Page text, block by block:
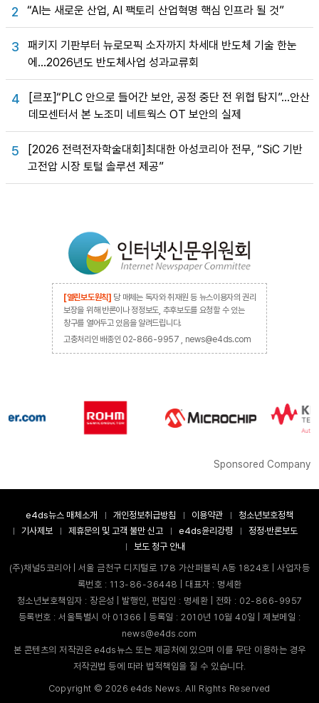
2 “AI는 새로운 산업, AI 팩토리 산업혁명 핵심 인프라 될 것”
3
패키지 기판부터 뉴로모픽 소자까지 차세대 반도체 기술 한눈
에…2026년도 반도체사업 성과교류회
4
[르포]“PLC 안으로 들어간 보안, 공정 중단 전 위협 탐지”…안산
데모센터서 본 노조미 네트웍스 OT 보안의 실제
5
[2026 전력전자학술대회]최대한 아성코리아 전무, “SiC 기반
고전압 시장 토털 솔루션 제공”
[열린보도원칙] 당 매체는 독자와 취재원 등 뉴스이용자의 권리
보장을 위해 반론이나 정정보도, 추후보도를 요청할 수 있는
창구를 열어두고 있음을 알려드립니다.
고충처리인 배종인 02-866-9957 , news@e4ds.com
Sponsored Company
e4ds뉴스 매체소개 개인정보취급방침 이용약관
청소년보호정책
기사제보
제휴문의 및 고객 불만 신고 e4ds윤리강령
정정·반론보도
보도 청구 안내
(주)채널5코리아 | 서울 금천구 디지털로 178 가산퍼블릭 A동 1824호 | 사업자등
록번호 : 113-86-36448 | 대표자 : 명세환
청소년보호책임자 : 장은성 | 발행인, 편집인 : 명세환 | 전화 : 02-866-9957
등록번호 : 서울특별시 아 01366 | 등록일 : 2010년 10월 40일 | 제보메일 :
news@e4ds.com
본 콘텐츠의 저작권은 e4ds뉴스 또는 제공처에 있으며 이를 무단 이용하는 경우
저작권법 등에 따라 법적책임을 질 수 있습니다.
Copyright ©2026 e4ds News. All Rights Reserved